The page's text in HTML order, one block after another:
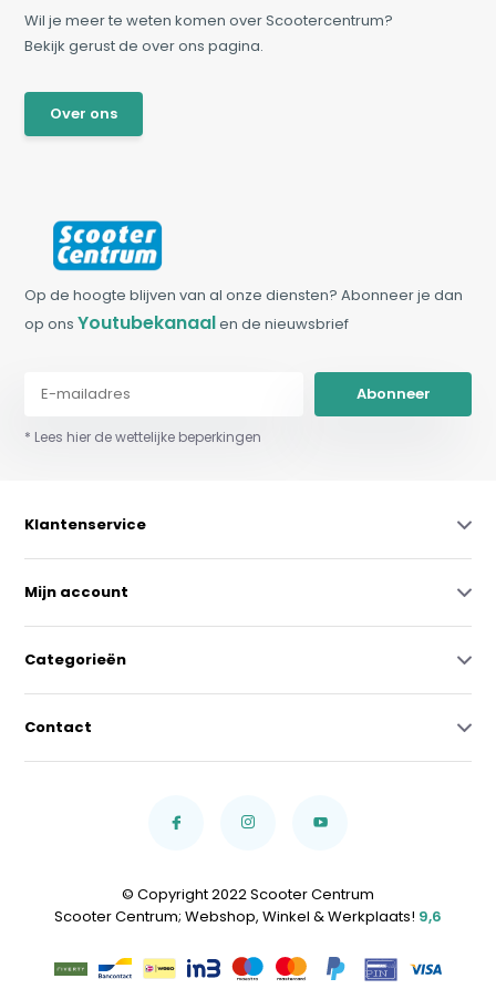
Wil je meer te weten komen over Scootercentrum?
Bekijk gerust de over ons pagina.
Over ons
Op de hoogte blijven van al onze diensten? Abonneer je dan
op onsYoutubekanaalen de nieuwsbrief
Abonneer
* Lees hier de wettelijke beperkingen
Klantenservice
Mijn account
Categorieën
Contact
© Copyright 2022 Scooter Centrum
Scooter Centrum; Webshop, Winkel & Werkplaats! 9,6